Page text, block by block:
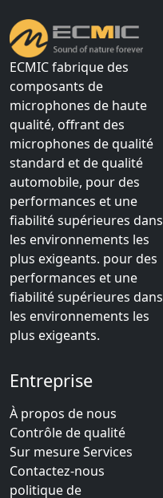
ECMIC fabrique des
composants de
microphones de haute
qualité, offrant des
microphones de qualité
standard et de qualité
automobile, pour des
performances et une
fiabilité supérieures dans
les environnements les
plus exigeants. pour des
performances et une
fiabilité supérieures dans
les environnements les
plus exigeants.
Entreprise
À propos de nous
Contrôle de qualité
Sur mesure Services
Contactez-nous
politique de